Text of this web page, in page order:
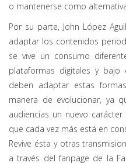
o mantenerse como
Por su parte, John López
adaptar los contenidos
se vive un consumo
plataformas digitales y bajo
deben adaptar estas
manera de evolucionar, ya
audiencias un nuevo
que cada vez más está en
Revive ésta y otras
a través del fanpage de la